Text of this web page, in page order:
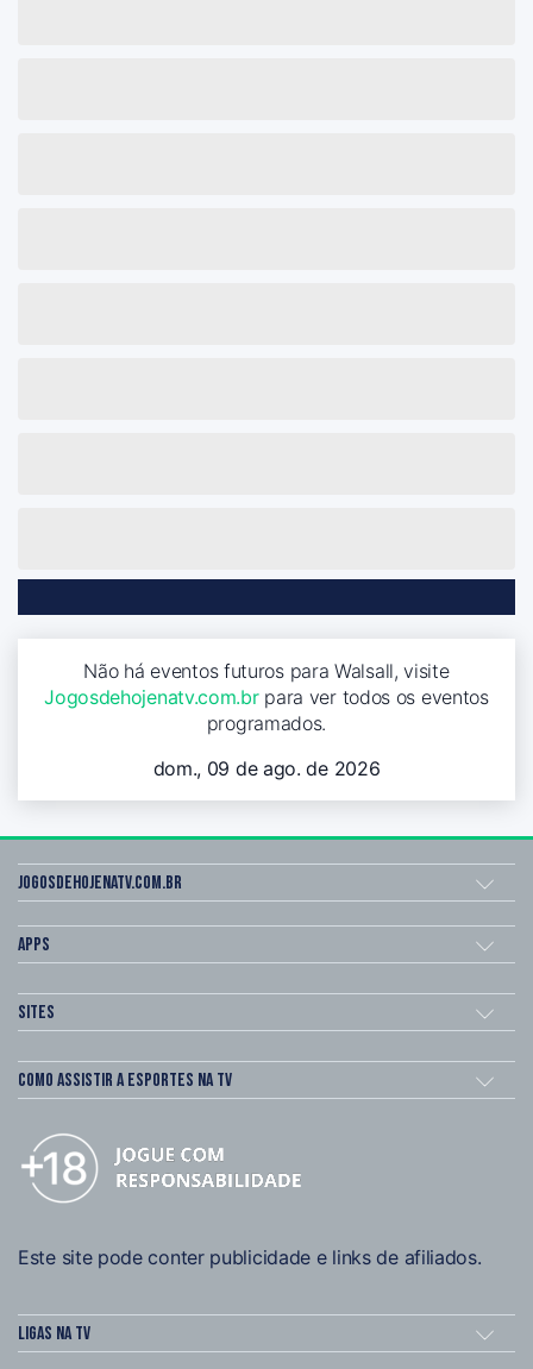
Não há eventos futuros para Walsall, visite
Jogosdehojenatv.com.brpara ver todos os eventos
programados.
dom., 09 de ago. de 2026
Jogosdehojenatv.com.br
Apps
Sites
Como assistir a esportes na TV
Este site pode conter publicidade e links de afiliados.
Ligas na TV